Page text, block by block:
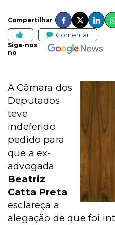
Compartilhar
Comentar
Siga-nos
no
A Câmara dos
Deputados
teve
indeferido
pedido para
que a ex-
advogada
Beatriz
Catta Preta
esclareça a
alegação de que foi